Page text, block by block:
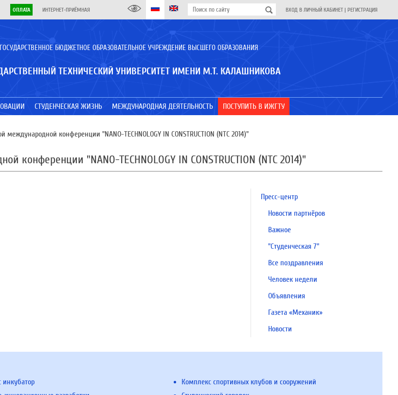
ОПЛАТА ИНТЕРНЕТ-ПРИЁМНАЯ ВХОД В ЛИЧНЫЙ КАБИНЕТ | РЕГИСТРАЦИЯ
БЮДЖЕТНОЕ ОБРАЗОВАТЕЛЬНОЕ УЧРЕЖДЕНИЕ ВЫСШЕГО ОБРАЗОВАНИЯ
ТЕХНИЧЕСКИЙ УНИВЕРСИТЕТ ИМЕНИ М.Т. КАЛАШНИКОВА
СТУДЕНЧЕСКАЯ ЖИЗНЬ МЕЖДУНАРОДНАЯ ДЕЯТЕЛЬНОСТЬ ПОСТУПИТЬ В ИЖГТУ
конференции "NANO-TECHNOLOGY IN CONSTRUCTION (NTC 2014)"
"NANO-TECHNOLOGY IN CONSTRUCTION (NTC 2014)"
Пресс-центр
Новости партнёров
Важное
"Студенческая 7"
Все поздравления
Человек недели
Объявления
Газета «Механик»
Новости
инкубатор
Комплекс спортивных клубов и сооружений